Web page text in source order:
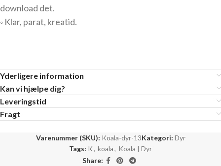
download det.
◦ Klar, parat, kreatid.
Yderligere information
Kan vi hjælpe dig?
Leveringstid
Fragt
Varenummer (SKU): Koala-dyr-13Kategori: Dyr
Tags: K, koala, Koala | Dyr
Share: